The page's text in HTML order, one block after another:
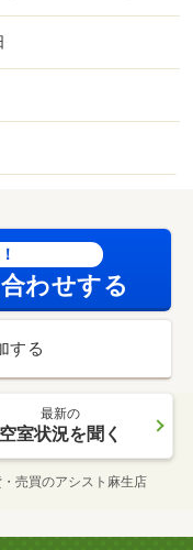
わせする
する
最新の
空室状況を聞く
売買のアシスト麻生店